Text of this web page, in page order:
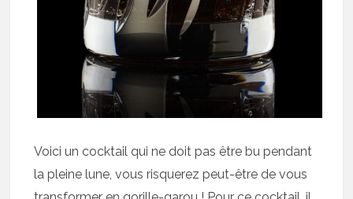
Voici un cocktail qui ne doit pas être bu pendant
la pleine lune, vous risquerez peut-être de vous